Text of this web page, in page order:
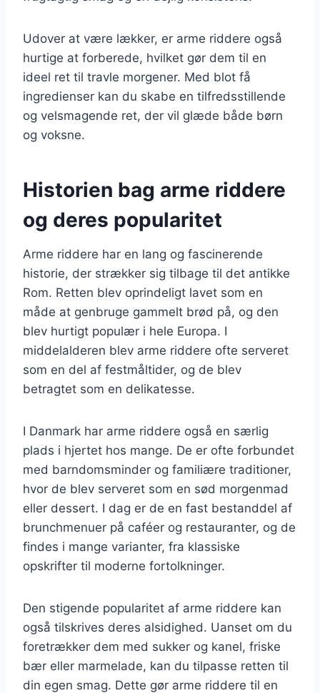
Udover at være lækker, er arme riddere også
hurtige at forberede, hvilket gør dem til en
ideel ret til travle morgener. Med blot få
ingredienser kan du skabe en tilfredsstillende
og velsmagende ret, der vil glæde både børn
og voksne.
Historien bag arme riddere
og deres popularitet
Arme riddere har en lang og fascinerende
historie, der strækker sig tilbage til det antikke
Rom. Retten blev oprindeligt lavet som en
måde at genbruge gammelt brød på, og den
blev hurtigt populær i hele Europa. I
middelalderen blev arme riddere ofte serveret
som en del af festmåltider, og de blev
betragtet som en delikatesse.
I Danmark har arme riddere også en særlig
plads i hjertet hos mange. De er ofte forbundet
med barndomsminder og familiære traditioner,
hvor de blev serveret som en sød morgenmad
eller dessert. I dag er de en fast bestanddel af
brunchmenuer på caféer og restauranter, og de
findes i mange varianter, fra klassiske
opskrifter til moderne fortolkninger.
Den stigende popularitet af arme riddere kan
også tilskrives deres alsidighed. Uanset om du
foretrækker dem med sukker og kanel, friske
bær eller marmelade, kan du tilpasse retten til
din egen smag. Dette gør arme riddere til en